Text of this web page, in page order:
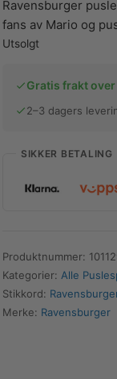
var:
kr 179,00.
Ravensburger
fans av Mario og
Utsolgt
Gratis frakt over
2–3 dagers
SIKKER BETALING
Produktnummer:
Kategorier: Alle
Stikkord:
Merke: Ravensburger